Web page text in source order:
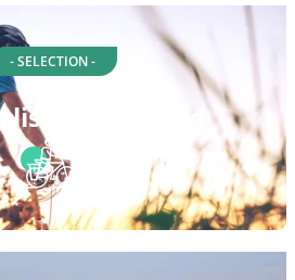
- SELECTION -
a Finland